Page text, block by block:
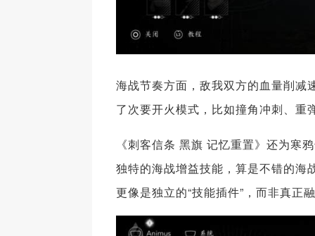
海战节奏方面，敌我双方的血量削减
了次要开火模式，比如撞角冲刺、重
《刺客信条 黑旗 记忆重置》还为寒
独特的海战增益技能，算是不错的海
更像是独立的“技能插件”，而非真正